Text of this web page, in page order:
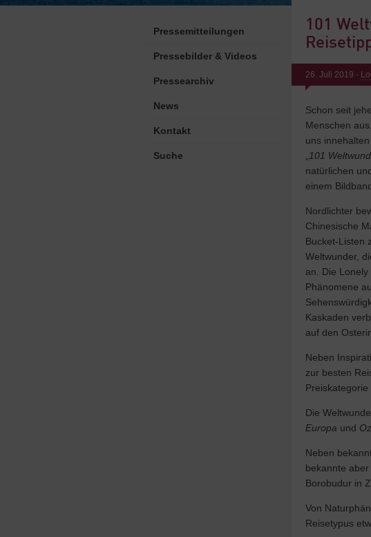
Pressemitteilungen
Pressebilder & Videos
Pressearchiv
News
Kontakt
Suche
101
26. Juli 2019 -
Schon seit
Menschen
uns
101
natürlichen
einem
Nordlichter
Chinesische
Bucket-Listen
Weltwunder,
an. Die
Phänomene
Kaskaden
auf den
Neben
zur besten
Die
Europa und
Neben
bekannte
Borobudur in
Von
Reisetypus